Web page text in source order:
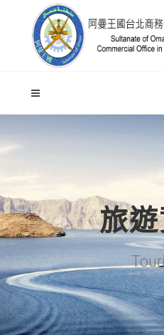
旅